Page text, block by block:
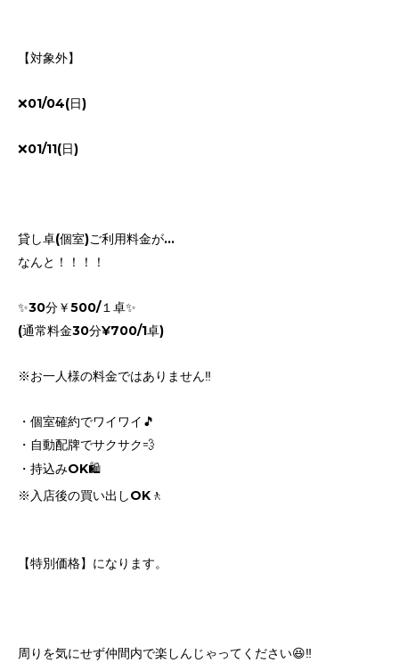
【対象外】
❌01/04(日)
❌01/11(日)
貸し卓(個室)ご利用料金が…
なんと！！！！
✨30分￥500/１卓✨
(通常料金30分¥700/1卓)
※お一人様の料金ではありません‼️
・個室確約でワイワイ🎵
・自動配牌でサクサク💨
・持込みOK🛍️
※入店後の買い出しOK🚶
【特別価格】になります。
周りを気にせず仲間内で楽しんじゃってください😆‼️